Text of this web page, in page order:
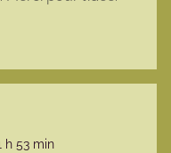
h 53 min